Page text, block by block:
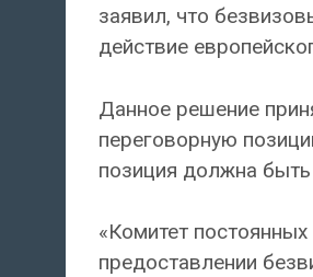
заявил, что
действие
Данное решение
переговорную
позиция должна
«Комитет
предоставлении